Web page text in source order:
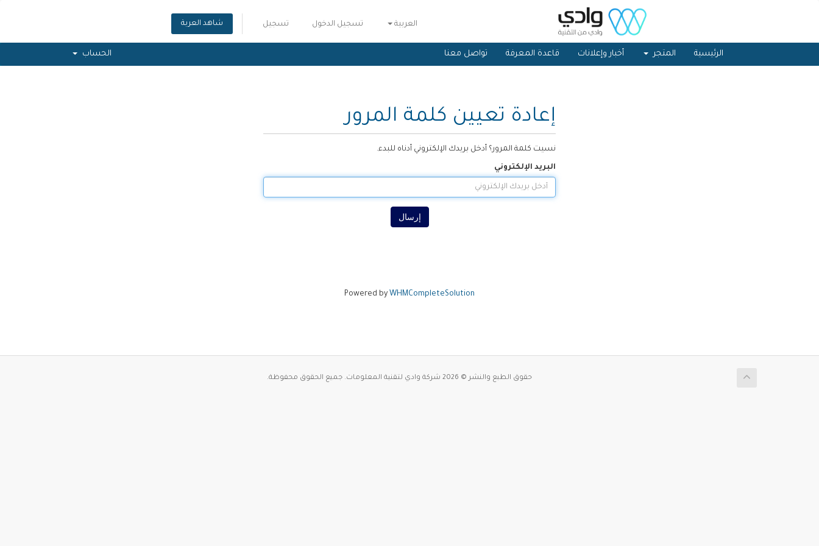
العربية تسجيل الدخول تسجيل شاهد العربة
الرئيسية المتجر أخبار وإعلانات قاعدة المعرفة تواصل معنا الحساب
إعادة تعيين كلمة المرور
نسيت كلمة المرور؟ أدخل بريدك الإلكتروني أدناه للبدء.
البريد الإلكتروني
إرسال
Powered by WHMCompleteSolution
حقوق الطبع والنشر © 2026 شركة وادي لتقنية المعلومات. جميع الحقوق محفوظة.